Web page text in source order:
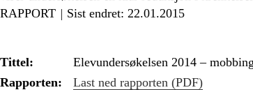
RAPPORT
Sist endret: 22.01.2015
Tittel:
Elevundersøkelsen 2014 –
Rapporten:
Last ned rapporten (PDF)